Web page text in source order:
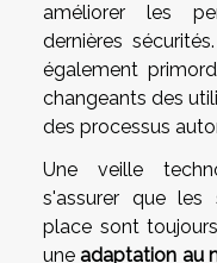
améliorer les
dernières
également
changeants des
des processus
Une veille
s'assurer que les
place sont
uneadaptation au